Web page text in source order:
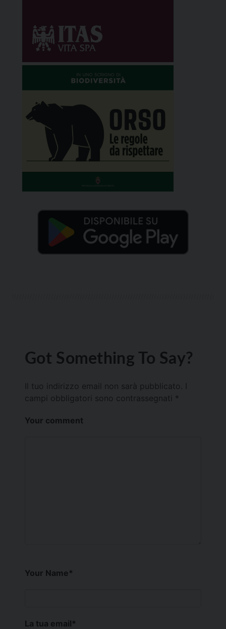
Got Something To Say?
Il tuo indirizzo email non sarà pubblicato.
campi obbligatori sono contrassegnati *
Your comment
Your Name*
La tua email*